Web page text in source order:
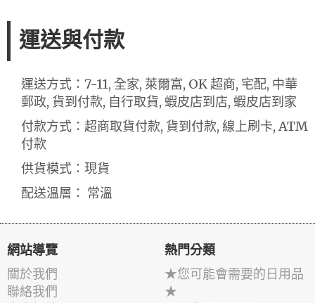
運送與付款
運送方式：7-11, 全家, 萊爾富, OK 超商, 宅配, 中華
郵政, 貨到付款, 自行取貨, 蝦皮店到店, 蝦皮店到家
付款方式：超商取貨付款, 貨到付款, 線上刷卡, ATM
付款
供貨模式：現貨
配送溫層： 常溫
網站導覽
關於我們
聯絡我們
熱門分類
★您可能會需要的日用品
★